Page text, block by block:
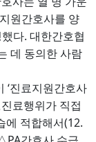
원간호사를 양
했다. 대한간호협
데 동의한 사람
‘진료지원간호사
진료행위가 직접
에 적합해서(12.